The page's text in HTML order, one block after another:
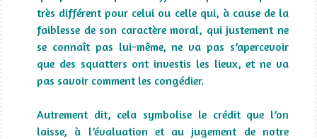
très différent pour celui ou celle qui, à cause de la
faiblesse de son caractère moral, qui justement ne
se connaît pas lui-même, ne va pas s’apercevoir
que des squatters ont investis les lieux, et ne va
pas savoir comment les congédier.
Autrement dit, cela symbolise le crédit que l’on
laisse, à l’évaluation et au jugement de notre